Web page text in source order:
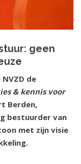
geen
de
& kennis voor
Berden,
bestuurder van
met zijn visie